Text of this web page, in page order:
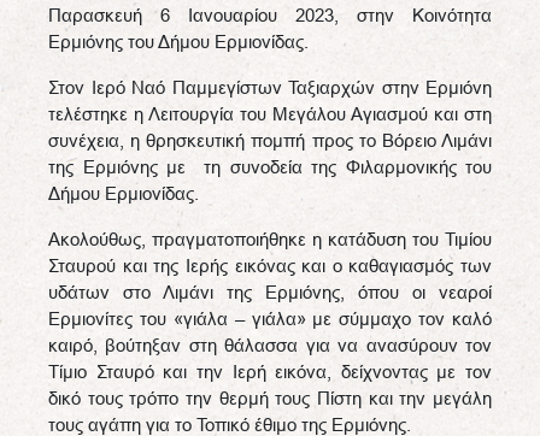
Παρασκευή 6 Ιανουαρίου 2023, στην Κοινότητα
Ερμιόνης του Δήμου Ερμιονίδας.
Στον Ιερό Ναό Παμμεγίστων Ταξιαρχών στην Ερμιόνη
τελέστηκε η Λειτουργία του Μεγάλου Αγιασμού και στη
συνέχεια, η θρησκευτική πομπή προς το Βόρειο Λιμάνι
της Ερμιόνης με τη συνοδεία της Φιλαρμονικής του
Δήμου Ερμιονίδας.
Ακολούθως, πραγματοποιήθηκε η κατάδυση του Τιμίου
Σταυρού και της Ιερής εικόνας και ο καθαγιασμός των
υδάτων στο Λιμάνι της Ερμιόνης, όπου οι νεαροί
Ερμιονίτες του «γιάλα – γιάλα» με σύμμαχο τον καλό
καιρό, βούτηξαν στη θάλασσα για να ανασύρουν τον
Τίμιο Σταυρό και την Ιερή εικόνα, δείχνοντας με τον
δικό τους τρόπο την θερμή τους Πίστη και την μεγάλη
τους αγάπη για το Τοπικό έθιμο της Ερμιόνης.